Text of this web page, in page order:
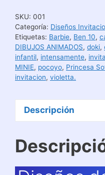
Credicard
cantidad
SKU: 001
Categoría: Diseños
Etiquetas: Barbie, Ben 10,
DIBUJOS ANIMADOS, doki,
infantil, intensamente,
MINIE, pocoyo, Princesa
invitacion, violetta.
Descripción